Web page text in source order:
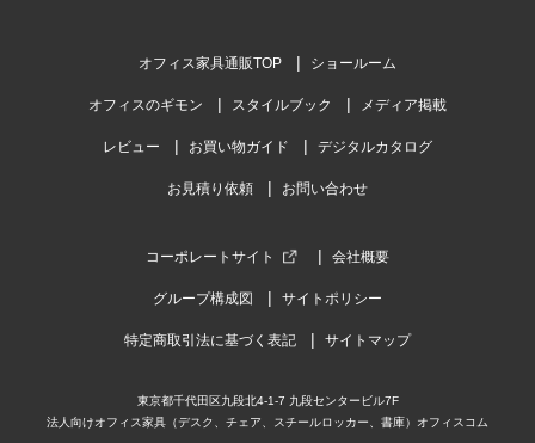
オフィス家具通販TOP ショールーム
オフィスのギモン スタイルブック メディア掲載
レビュー お買い物ガイド デジタルカタログ
お見積り依頼 お問い合わせ
コーポレートサイト 会社概要
グループ構成図 サイトポリシー
特定商取引法に基づく表記 サイトマップ
東京都千代田区九段北4-1-7 九段センタービル7F
法人向けオフィス家具（デスク、チェア、スチールロッカー、書庫）オフィスコム